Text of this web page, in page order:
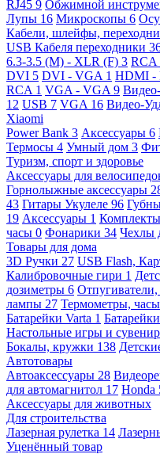
RJ45 9 Обжимной
Лупы 16 Микроскопы 6
Кабели, шлейфы,
USB Кабеля переходники
6.3-3.5 (M) - XLR (F) 3 RCA
DVI 5 DVI - VGA 1 HDMI -
RCA 1 VGA - VGA 9
12 USB 7 VGA 16 Видео-
Xiaomi
Power Bank 3 Аксессуары 6
Термосы 4 Умный дом 3
Туризм, спорт и здоровье
Аксессуары для
Горнолыжные аксессуары
43 Гитары Укулеле 96
19 Аксессуары 1 Комплекты
часы 0 Фонарики 34 Чехлы
Товары для дома
3D Ручки 27 USB Flash,
Калибровочные гири 1
дозиметры 6
лампы 27 Термометры, часы
Батарейки Varta 1
Настольные игры и
Бокалы, кружки 138
Автотовары
Автоаксессуары 28
для автомагнитол 17 Honda
Аксессуары для животных
Для строительства
Лазерная рулетка 14
Уценённый товар